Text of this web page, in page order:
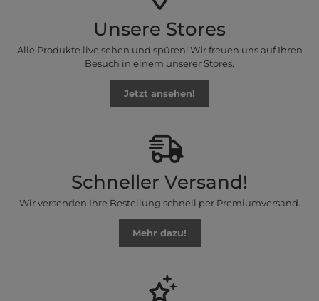
Unsere Stores
Alle Produkte live sehen und spüren! Wir freuen uns auf Ihren
Besuch in einem unserer Stores.
Jetzt ansehen!
Schneller Versand!
Wir versenden Ihre Bestellung schnell per Premiumversand.
Mehr dazu!